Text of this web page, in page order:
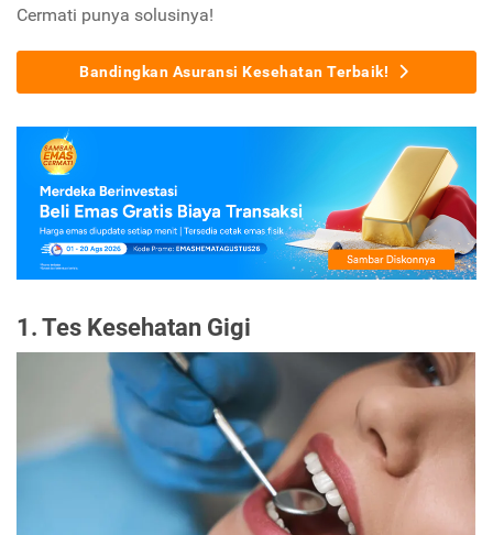
Cermati punya solusinya!
Bandingkan Asuransi Kesehatan Terbaik!
1. Tes Kesehatan Gigi